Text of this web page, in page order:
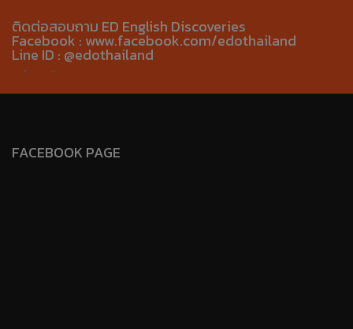
ติดต่อสอบถาม ED English Discoveries
Facebook : www.facebook.com/edothailand
Line ID : @edothailand
FACEBOOK PAGE